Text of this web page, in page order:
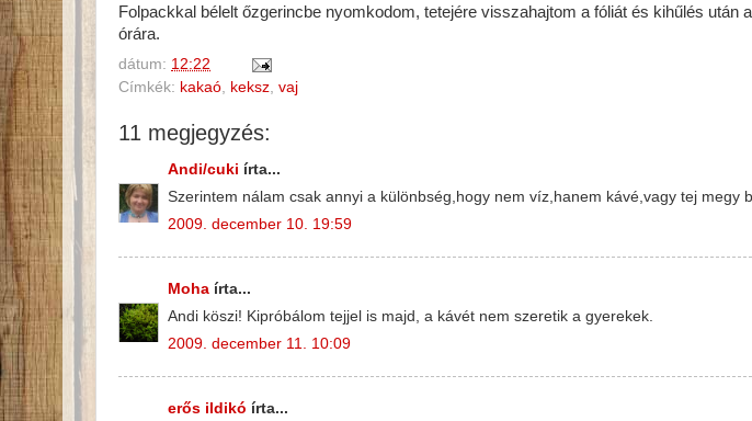
Folpackkal bélelt őzgerincbe nyomkodom, tetejére visszahajtom a fóliát és kihűlés után
órára.
dátum: 12:22
Címkék: kakaó keksz vaj
11 megjegyzés:
Andi/cuki írta...
Szerintem nálam csak annyi a különbség,hogy nem víz,hanem kávé,vagy tej megy
2009. december 10. 19:59
Moha írta...
Andi köszi! Kipróbálom tejjel is majd, a kávét nem szeretik a gyerekek.
2009. december 11. 10:09
erős ildikó írta...